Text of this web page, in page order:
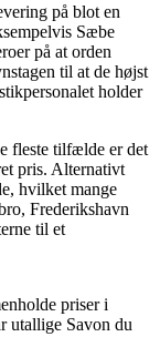
på blot en
Sæbe
på at orden
til at de højst
holder
fleste tilfælde er det
pris. Alternativt
hvilket mange
Frederikshavn
til et
priser i
utallige Savon du